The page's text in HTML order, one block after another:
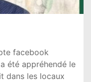
facebook
a été appréhendé le
dans les locaux